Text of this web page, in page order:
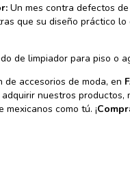
Un mes contra defectos
que su diseño práctico lo
de limpiador para piso o
accesorios de moda, en
nuestros productos,
como tú. ¡